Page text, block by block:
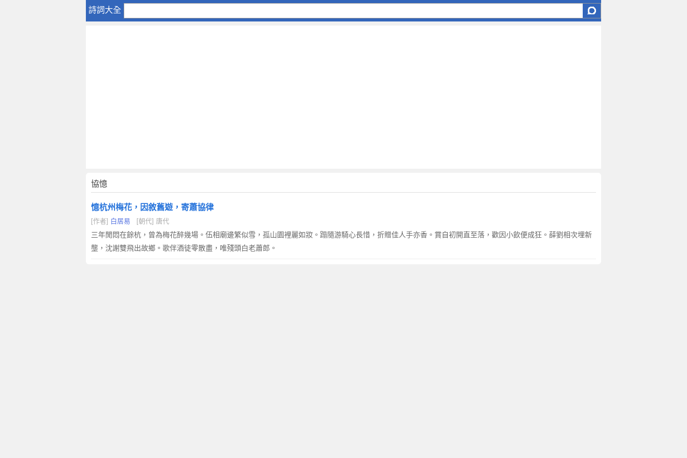
詩詞大全
協
協憶
憶杭州梅花，因敘舊遊，寄蕭協律
[作者] 白居易 [朝代] 唐代
三年閒悶在餘杭，曾為梅花醉幾場。伍相廟邊繁似雪，孤山園裡麗如妝。蹋隨游騎心長惜，折贈佳人手亦香。賞自初開直至落，歡因小飲便成狂。薛劉相次埋新
壟，沈謝雙飛出故鄉。歌伴酒徒零散盡，唯殘頭白老蕭郎。